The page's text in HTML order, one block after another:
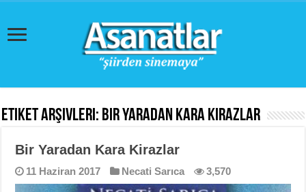
Etiket Arşivleri: Bir Yaradan Kara Kirazlar
Bir Yaradan Kara Kirazlar
11 Haziran 2017 Necati Sarıca 3,570